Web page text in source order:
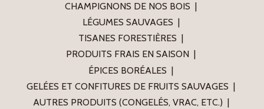
CHAMPIGNONS DE NOS BOIS
LÉGUMES SAUVAGES
TISANES FORESTIÈRES
PRODUITS FRAIS EN SAISON
ÉPICES BORÉALES
GELÉES ET CONFITURES DE FRUITS SAUVAGES
AUTRES PRODUITS (CONGELÉS, VRAC, ETC.)